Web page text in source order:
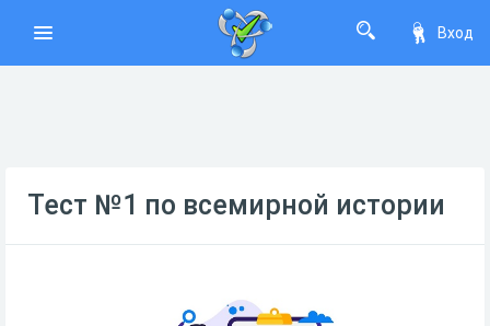
Вход
Тест №1 по всемирной истории